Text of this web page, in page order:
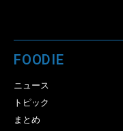
FOODIE
ニュース
トピック
まとめ